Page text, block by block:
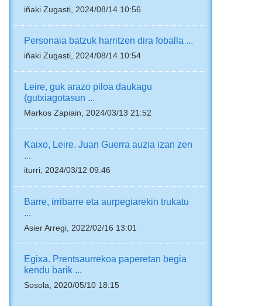
iñaki Zugasti, 2024/08/14 10:56
Personaia batzuk harritzen dira foballa ...
iñaki Zugasti, 2024/08/14 10:54
Leire, guk arazo piloa daukagu
(gutxiagotasun ...
Markos Zapiain, 2024/03/13 21:52
Kaixo, Leire. Juan Guerra auzia izan zen
iturri, 2024/03/12 09:46
Barre, irribarre eta aurpegiarekin trukatu
...
Asier Arregi, 2022/02/16 13:01
Egixa. Prentsaurrekoa paperetan begia
kendu barik ...
Sosola, 2020/05/10 18:15